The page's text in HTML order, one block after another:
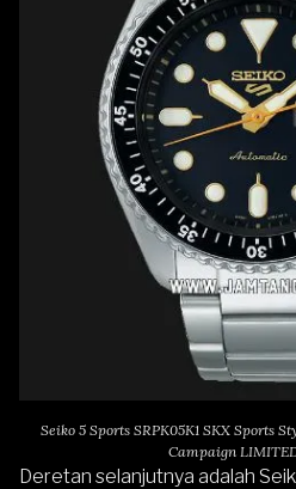
Seiko 5 Sports SRPK05K1 SKX Sports
Campaign
Deretan selanjutnya adalah